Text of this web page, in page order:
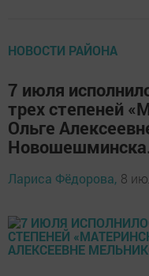
НОВОСТИ РАЙОНА
7 июля
трех степеней
Ольге
Лариса Фёдорова, 8